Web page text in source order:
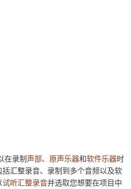
在录制声部、原声乐器和软件乐器时
汇整录音、录制到多个音频以及软
试听汇整录音并选取您想要在项目中